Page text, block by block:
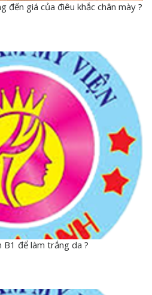
đến giá của điêu khắc chân mày ?
để làm trắng da ?